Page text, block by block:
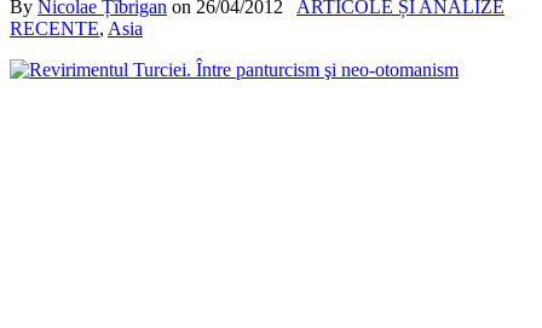
By Nicolae Țîbrigan on 26/04/2012
ARTICOLE ȘI ANALIZE
RECENTE, Asia